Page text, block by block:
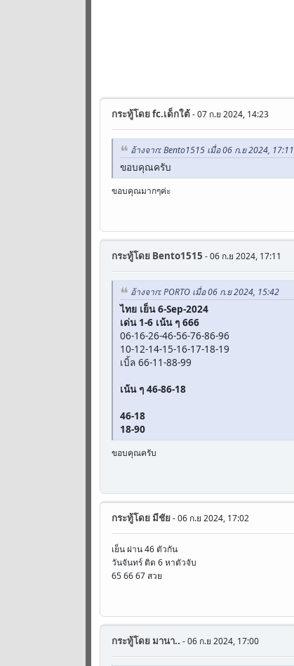
กระทู้โดยfc.เด็กใต้- 07 ก.ย 2024, 14:23
อ้างจาก: Bento1515 เมื่อ 06 ก.ย 2024, 17:11
ขอบคุณครับ
ขอบคุณมากๆค่ะ
กระทู้โดย Bento1515 - 06 ก.ย 2024, 17:11
อ้างจาก: PORTO เมื่อ 06 ก.ย 2024, 15:42
ไทย เย็น 6-Sep-2024
เด่น 1-6 เน้น ๆ 666
06-16-26-46-56-76-86-96
10-12-14-15-16-17-18-19
เบิ้ล 66-11-88-99
เน้น ๆ 46-86-18
46-18
18-90
ขอบคุณครับ
กระทู้โดย มีชัย- 06 ก.ย 2024, 17:02
เย็น ผ่าน 46 ตัวกัน
วันจันทร์ ติด 6 หาตัวจับ
65 66 67 สวย
กระทู้โดย มานา.. - 06 ก.ย 2024, 17:00